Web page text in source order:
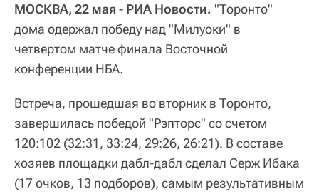
МОСКВА, 22 мая - РИА Новости. "Торонто"
дома одержал победу над "Милуоки" в
четвертом матче финала Восточной
конференции НБА.
Встреча, прошедшая во вторник в Торонто,
завершилась победой "Рэпторс" со счетом
120:102 (32:31, 33:24, 29:26, 26:21). В составе
хозяев площадки дабл-дабл сделал Серж Ибака
(17 очков, 13 подборов), самым результативным